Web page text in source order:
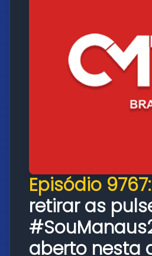
Episódio 9767:
retirar as
aberto nesta